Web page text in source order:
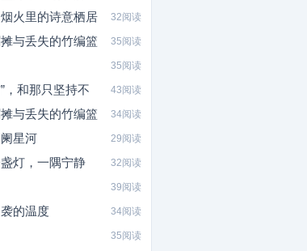
火里的诗意栖居 32阅读
与丢失的竹编篮 35阅读
35阅读
，和那只坚持不 43阅读
与丢失的竹编篮 34阅读
星河 29阅读
灯，一隅宁静 32阅读
39阅读
的温度 34阅读
35阅读